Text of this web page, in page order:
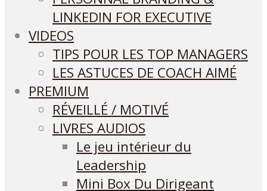
LINKEDIN FOR EXECUTIVE
VIDEOS
TIPS POUR LES TOP MANAGERS
LES ASTUCES DE COACH AIMÉ
PREMIUM
RÉVEILLÉ / MOTIVÉ
LIVRES AUDIOS
Le jeu intérieur du
Leadership
Mini Box Du Dirigeant